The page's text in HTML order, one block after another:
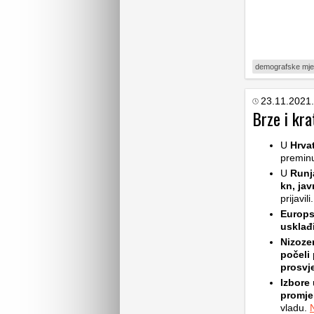
demografske
Brze i
U
U
kn,
počeli
Izbore
vladu.